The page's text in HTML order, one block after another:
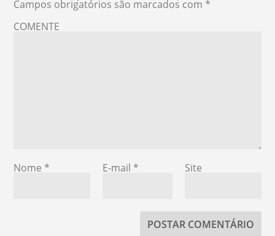
Campos obrigatórios são marcados com *
COMENTE
Nome * E-mail * Site